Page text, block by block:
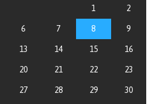
1 2
6 7 8 9
13 14 15 16
20 21 22 23
27 28 29 30